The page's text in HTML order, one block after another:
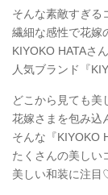
そんな素敵すぎる
繊細な感性で花嫁
KIYOKO HATAさ
人気ブランド『
どこから見ても美
花嫁さまを包み込
そんな『KIYOKO
たくさんの美しい
美しい和装に注